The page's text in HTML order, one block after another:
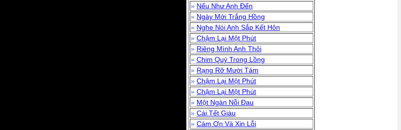
» Nếu Như Anh Đến
» Ngày Mới Trắng Hồng
» Nghe Nói Anh Sắp Kết Hôn
» Chậm Lại Một Phút
» Riêng Mình Anh Thôi
» Chim Quý Trong Lồng
» Rạng Rỡ Mười Tám
» Chậm Lại Một Phút
» Chậm Lại Một Phút
» Một Ngàn Nỗi Đau
» Cái Tết Giàu
» Cám Ơn Và Xin Lỗi